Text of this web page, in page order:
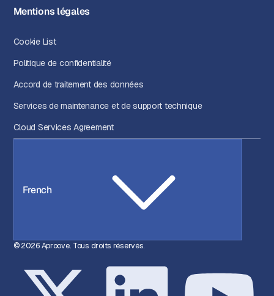
Mentions légales
Cookie List
Politique de confidentialité
Accord de traitement des données
Services de maintenance et de support technique
Cloud Services Agreement
French
© 2026 Aproove. Tous droits réservés.